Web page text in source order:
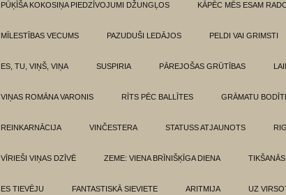
PŪĶĪŠA KOKOSIŅA PIEDZĪVOJUMI DŽUNGĻOS KĀPĒC MĒS ESAM
MĪLESTĪBAS VECUMS PAZUDUŠI LEDĀJOS PELDI VAI GRIMSTI
ES, TU, VIŅŠ, VIŅA SUSPIRIA PĀREJOŠAS GRŪTĪBAS
VIŅAS ROMĀNA VARONIS RĪTS PĒC BALLĪTES GRĀMATU
REINKARNĀCIJA VINČESTERA STATUSS ATJAUNOTS
VĪRIEŠI VIŅAS DZĪVĒ ZEME: VIENA BRĪNIŠĶĪGA DIENA
ES TIEVĒJU FANTASTISKĀ SIEVIETE ARITMIJA UZ